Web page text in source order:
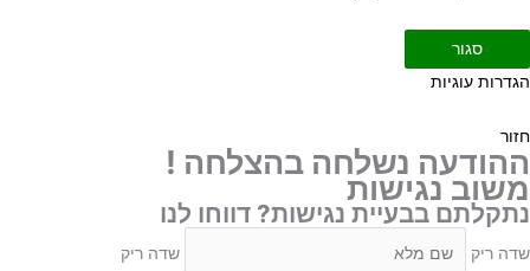
סגור
הגדרות עוגיות
חזור
ההודעה נשלחה בהצלחה !
משוב נגישות
נתקלתם בבעיית נגישות? דווחו לנו
שדה ריק שדה ריק